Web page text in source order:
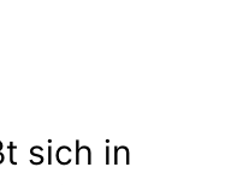
sich in